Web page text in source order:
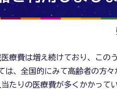
療費は増え続けており、この
は、全国的にみて高齢者の方々
たりの医療費が多くかかってい